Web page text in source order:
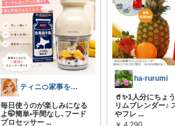
ティニ🍊家事を快適に✨
毎日使うのが楽しみになる
よ🤭簡単•手間なし､フード
プロセッサー ...
ha-rurumi
🥤✨1人分にちょ
リムブレンダー♪
やフレ ...